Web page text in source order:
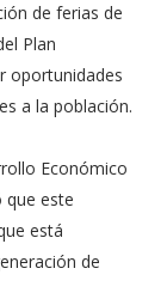
de ferias de
Plan
oportunidades
a la población.
Económico
que este
está
de